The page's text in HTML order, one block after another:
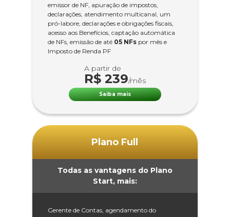
emissor de NF, apuração de impostos,
declarações, atendimento multicanal, um
pró-labore, declarações e obrigações fiscais,
acesso aos Benefícios, captação automática
de NFs, emissão de até 05 NFs por mês e
Imposto de Renda PF
A partir de
R$ 239/mês
Saiba mais
Plano Full
Todas as vantagens do Plano
Start, mais:
Gerente de Contas, agendamento do